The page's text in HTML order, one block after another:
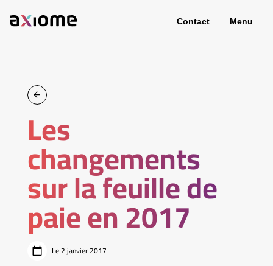
Contact Menu
Les
changements
sur la feuille de
paie en 2017
Le 2 janvier 2017